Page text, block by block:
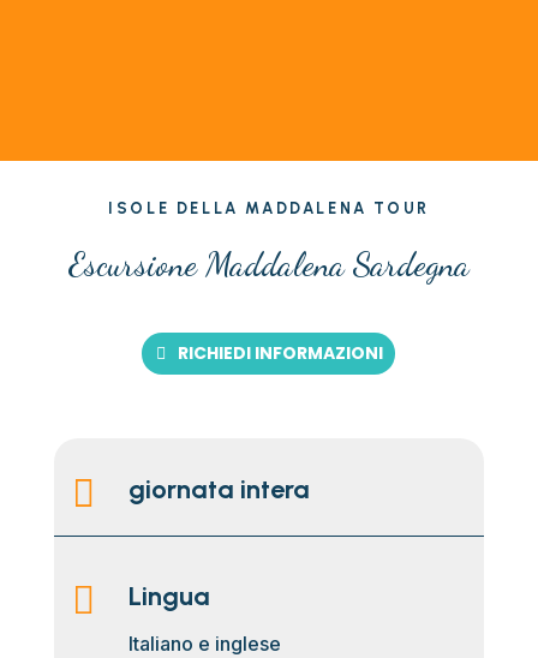
ISOLE DELLA MADDALENA TOUR
Escursione Maddalena Sardegna
RICHIEDI INFORMAZIONI
 giornata intera
 Lingua
Italiano e inglese